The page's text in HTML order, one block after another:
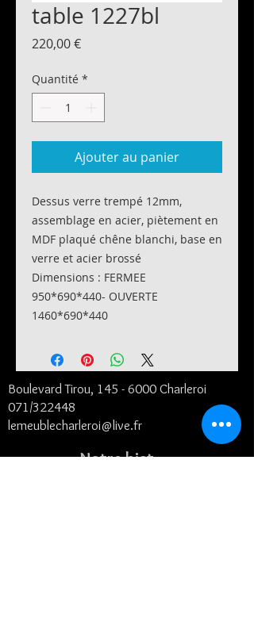
table 1227bl
220,00 €Prix
Quantité *
Ajouter au panier
Dessus verre trempé 12mm,
assemblage en acier, piètement en
MDF plaqué chêne blanchi, base en
verre et acier brossé
Dimensions : FERMEE
950*690*440- OUVERTE
1460*690*440
Boulevard Tirou, 145 - 6000 Charleroi
071/322448
lemeublecharleroi@live.fr
Notre histoire